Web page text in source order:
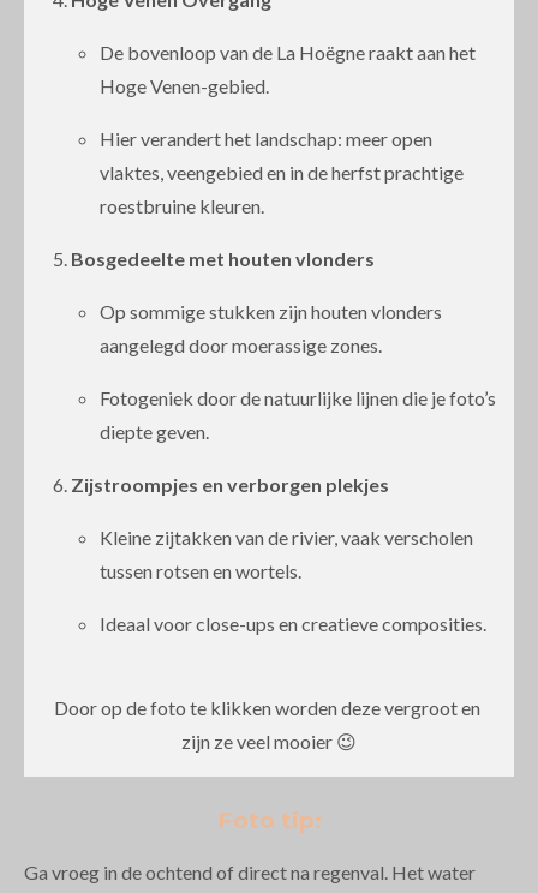
De bovenloop van de La Hoëgne raakt aan het
Hoge Venen-gebied.
Hier verandert het landschap: meer open
vlaktes, veengebied en in de herfst prachtige
roestbruine kleuren.
Bosgedeelte met houten vlonders
Op sommige stukken zijn houten vlonders
aangelegd door moerassige zones.
Fotogeniek door de natuurlijke lijnen die je foto’s
diepte geven.
Zijstroompjes en verborgen plekjes
Kleine zijtakken van de rivier, vaak verscholen
tussen rotsen en wortels.
Ideaal voor close-ups en creatieve composities.
Door op de foto te klikken worden deze vergroot en
zijn ze veel mooier 😉
Foto tip:
Ga vroeg in de ochtend of direct na regenval. Het water